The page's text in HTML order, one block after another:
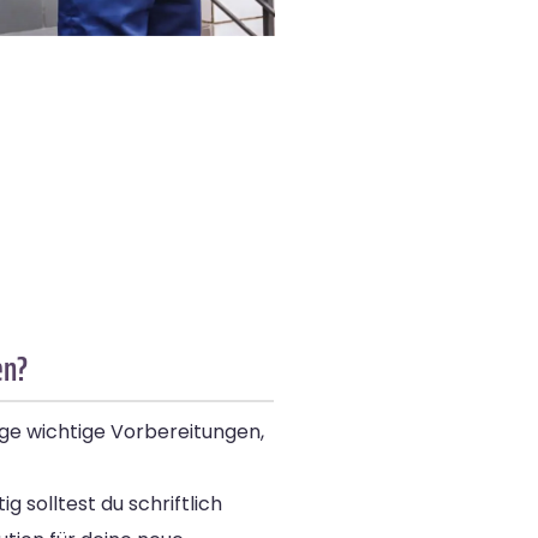
wichtige Vorbereitungen,
solltest du schriftlich